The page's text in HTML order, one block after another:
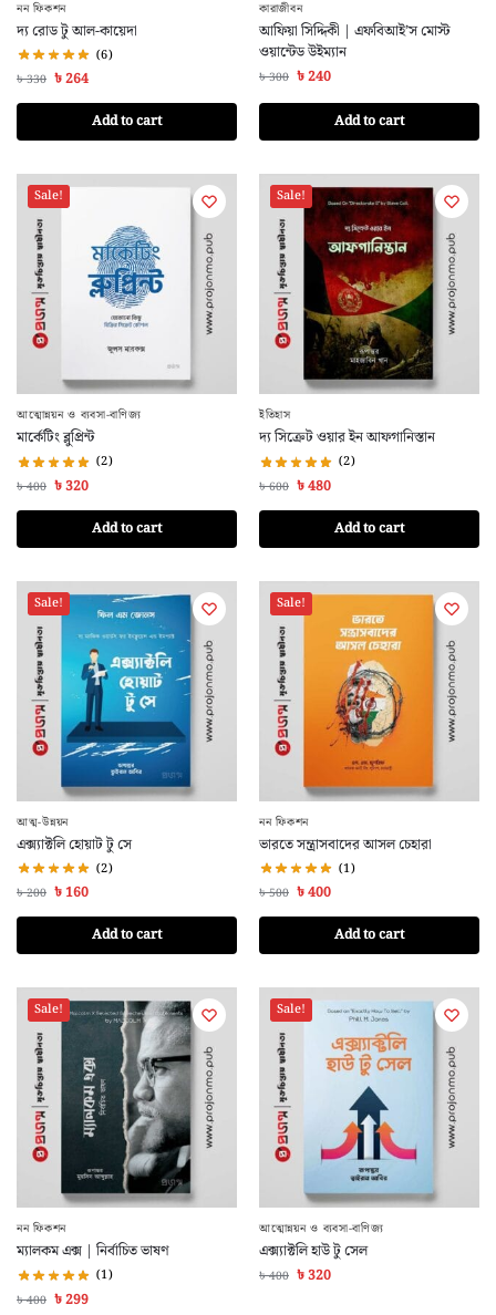
নন ফিকশন
দ্য রোড টু আল-কায়েদা
(6)
৳330 ৳264
Add to cart
কারাজীবন
আফিয়া সিদ্দিকী | এফবিআই’স মোস্ট
ওয়ান্টেড উইম্যান
৳300 ৳240
Add to cart
Sale!
আত্মোন্নয়ন ও ব্যবসা-বাণিজ্য
মার্কেটিং ব্লুপ্রিন্ট
(2)
৳400 ৳320
Add to cart
Sale!
ইতিহাস
দ্য সিক্রেট ওয়ার ইন আফগানিস্তান
(2)
৳600 ৳480
Add to cart
Sale!
আত্ম-উন্নয়ন
এক্স্যাক্টলি হোয়াট টু সে
(2)
৳200 ৳160
Add to cart
Sale!
নন ফিকশন
ভারতে সন্ত্রাসবাদের আসল চেহারা
(1)
৳500 ৳400
Add to cart
Sale!
নন ফিকশন
ম্যালকম এক্স | নির্বাচিত ভাষণ
(1)
৳400 ৳299
Sale!
আত্মোন্নয়ন ও ব্যবসা-বাণিজ্য
এক্স্যাক্টলি হাউ টু সেল
৳400 ৳320